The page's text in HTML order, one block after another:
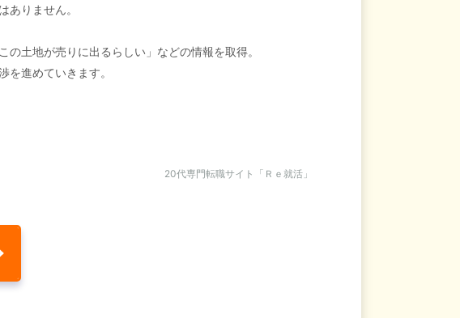
ありません。
土地が売りに出るらしい」などの情報を取得。
進めていきます。
20代専門転職サイト「Ｒｅ就活」